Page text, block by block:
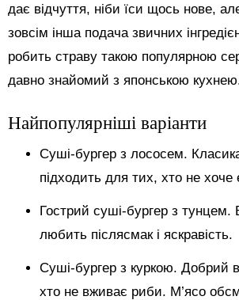
дає відчуття, ніби їси щось нове,
зовсім інша подача звичних
робить страву такою популярною
давно знайомий з японською
Найпопулярніші варіанти
Суші-бургер з лососем.
підходить для тих, хто не хоче
Гострий суші-бургер з тунцем.
любить післясмак і яскравість.
Суші-бургер з куркою. Добрий
хто не вживає риби. М’ясо